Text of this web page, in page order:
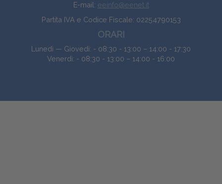
E-mail: eeinfo@eenet.it
Partita IVA e Codice Fiscale: 02254790153
ORARI
Lunedì — Giovedì: - 08:30 - 13:00 – 14:00 - 17:30
Venerdì: - 08:30 - 13:00 – 14:00 - 16:00